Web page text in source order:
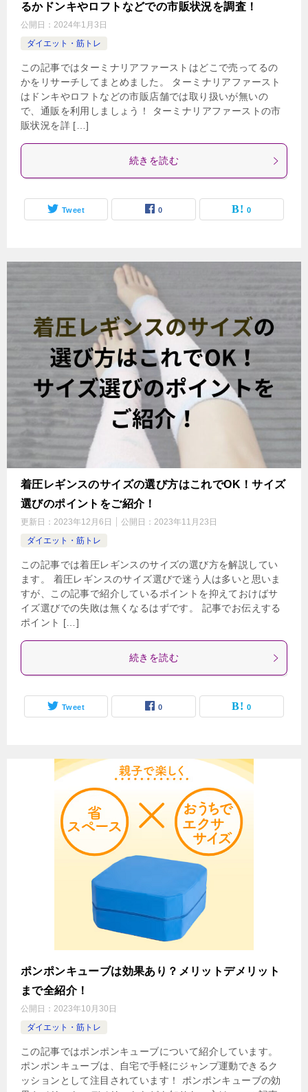
るかドンキやロフトなどでの市販状況を調査！
公開日： 2024年1月3日
ダイエット・筋トレ
この記事ではターミナリアファーストはどこで売ってるの
かをリサーチしてまとめました。 ターミナリアファースト
はドンキやロフトなどの市販店舗では取り扱いが無いの
で、通販を利用しましょう！ ターミナリアファーストの市
販状況を詳 […]
続きを読む
Tweet 0 0
着圧レギンスのサイズの選び方はこれでOK！サイズ
選びのポイントをご紹介！
更新日： 2023年12月6日 公開日： 2023年11月23日
ダイエット・筋トレ
この記事では着圧レギンスのサイズの選び方を解説してい
ます。 着圧レギンスのサイズ選びで迷う人は多いと思いま
すが、この記事で紹介しているポイントを抑えておけばサ
イズ選びでの失敗は無くなるはずです。 記事でお伝えする
ポイント […]
続きを読む
Tweet 0 0
ポンポンキューブは効果あり？メリットデメリット
まで全紹介！
公開日： 2023年10月30日
ダイエット・筋トレ
この記事ではポンポンキューブについて紹介しています。
ポンポンキューブは、自宅で手軽にジャンプ運動できるク
ッションとして注目されています！ ポンポンキューブの効